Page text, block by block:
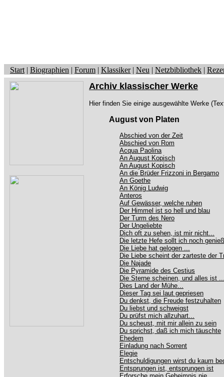
Start | Biographien | Forum | Klassiker| Neu | Netzbibliothek |
Archiv klassischer Werke
Hier finden Sie einige ausgewählte Werke
August von Platen
Abschied von der Zeit
Abschied von Rom
Acqua Paolina
An August Kopisch
An August Kopisch
An die Brüder Frizzoni in Bergamo
An Goethe
An König Ludwig
Anteros
Auf Gewässer, welche ruhen
Der Himmel ist so hell und blau
Der Turm des Nero
Der Ungeliebte
Dich oft zu sehen, ist mir nicht...
Die letzte Hefe sollt ich noch
Die Liebe hat gelogen ...
Die Liebe scheint der zarteste der
Die Najade
Die Pyramide des Cestius
Die Sterne scheinen, und alles ist
Dies Land der Mühe...
Dieser Tag sei laut gepriesen
Du denkst, die Freude festzuhalten
Du liebst und schweigst
Du prüfst mich allzuhart...
Du scheust, mit mir allein zu sein
Du sprichst, daß ich mich täuschte
Ehedem
Einladung nach Sorrent
Elegie
Entschuldigungen wirst du kaum
Entsprungen ist, entsprungen ist